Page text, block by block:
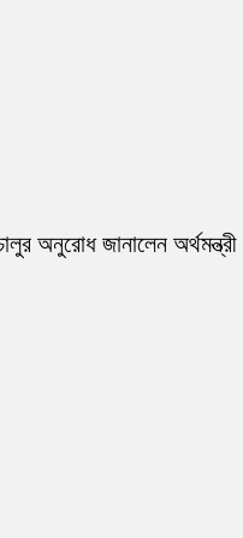
অনুরোধ জানালেন অর্থমন্ত্রী